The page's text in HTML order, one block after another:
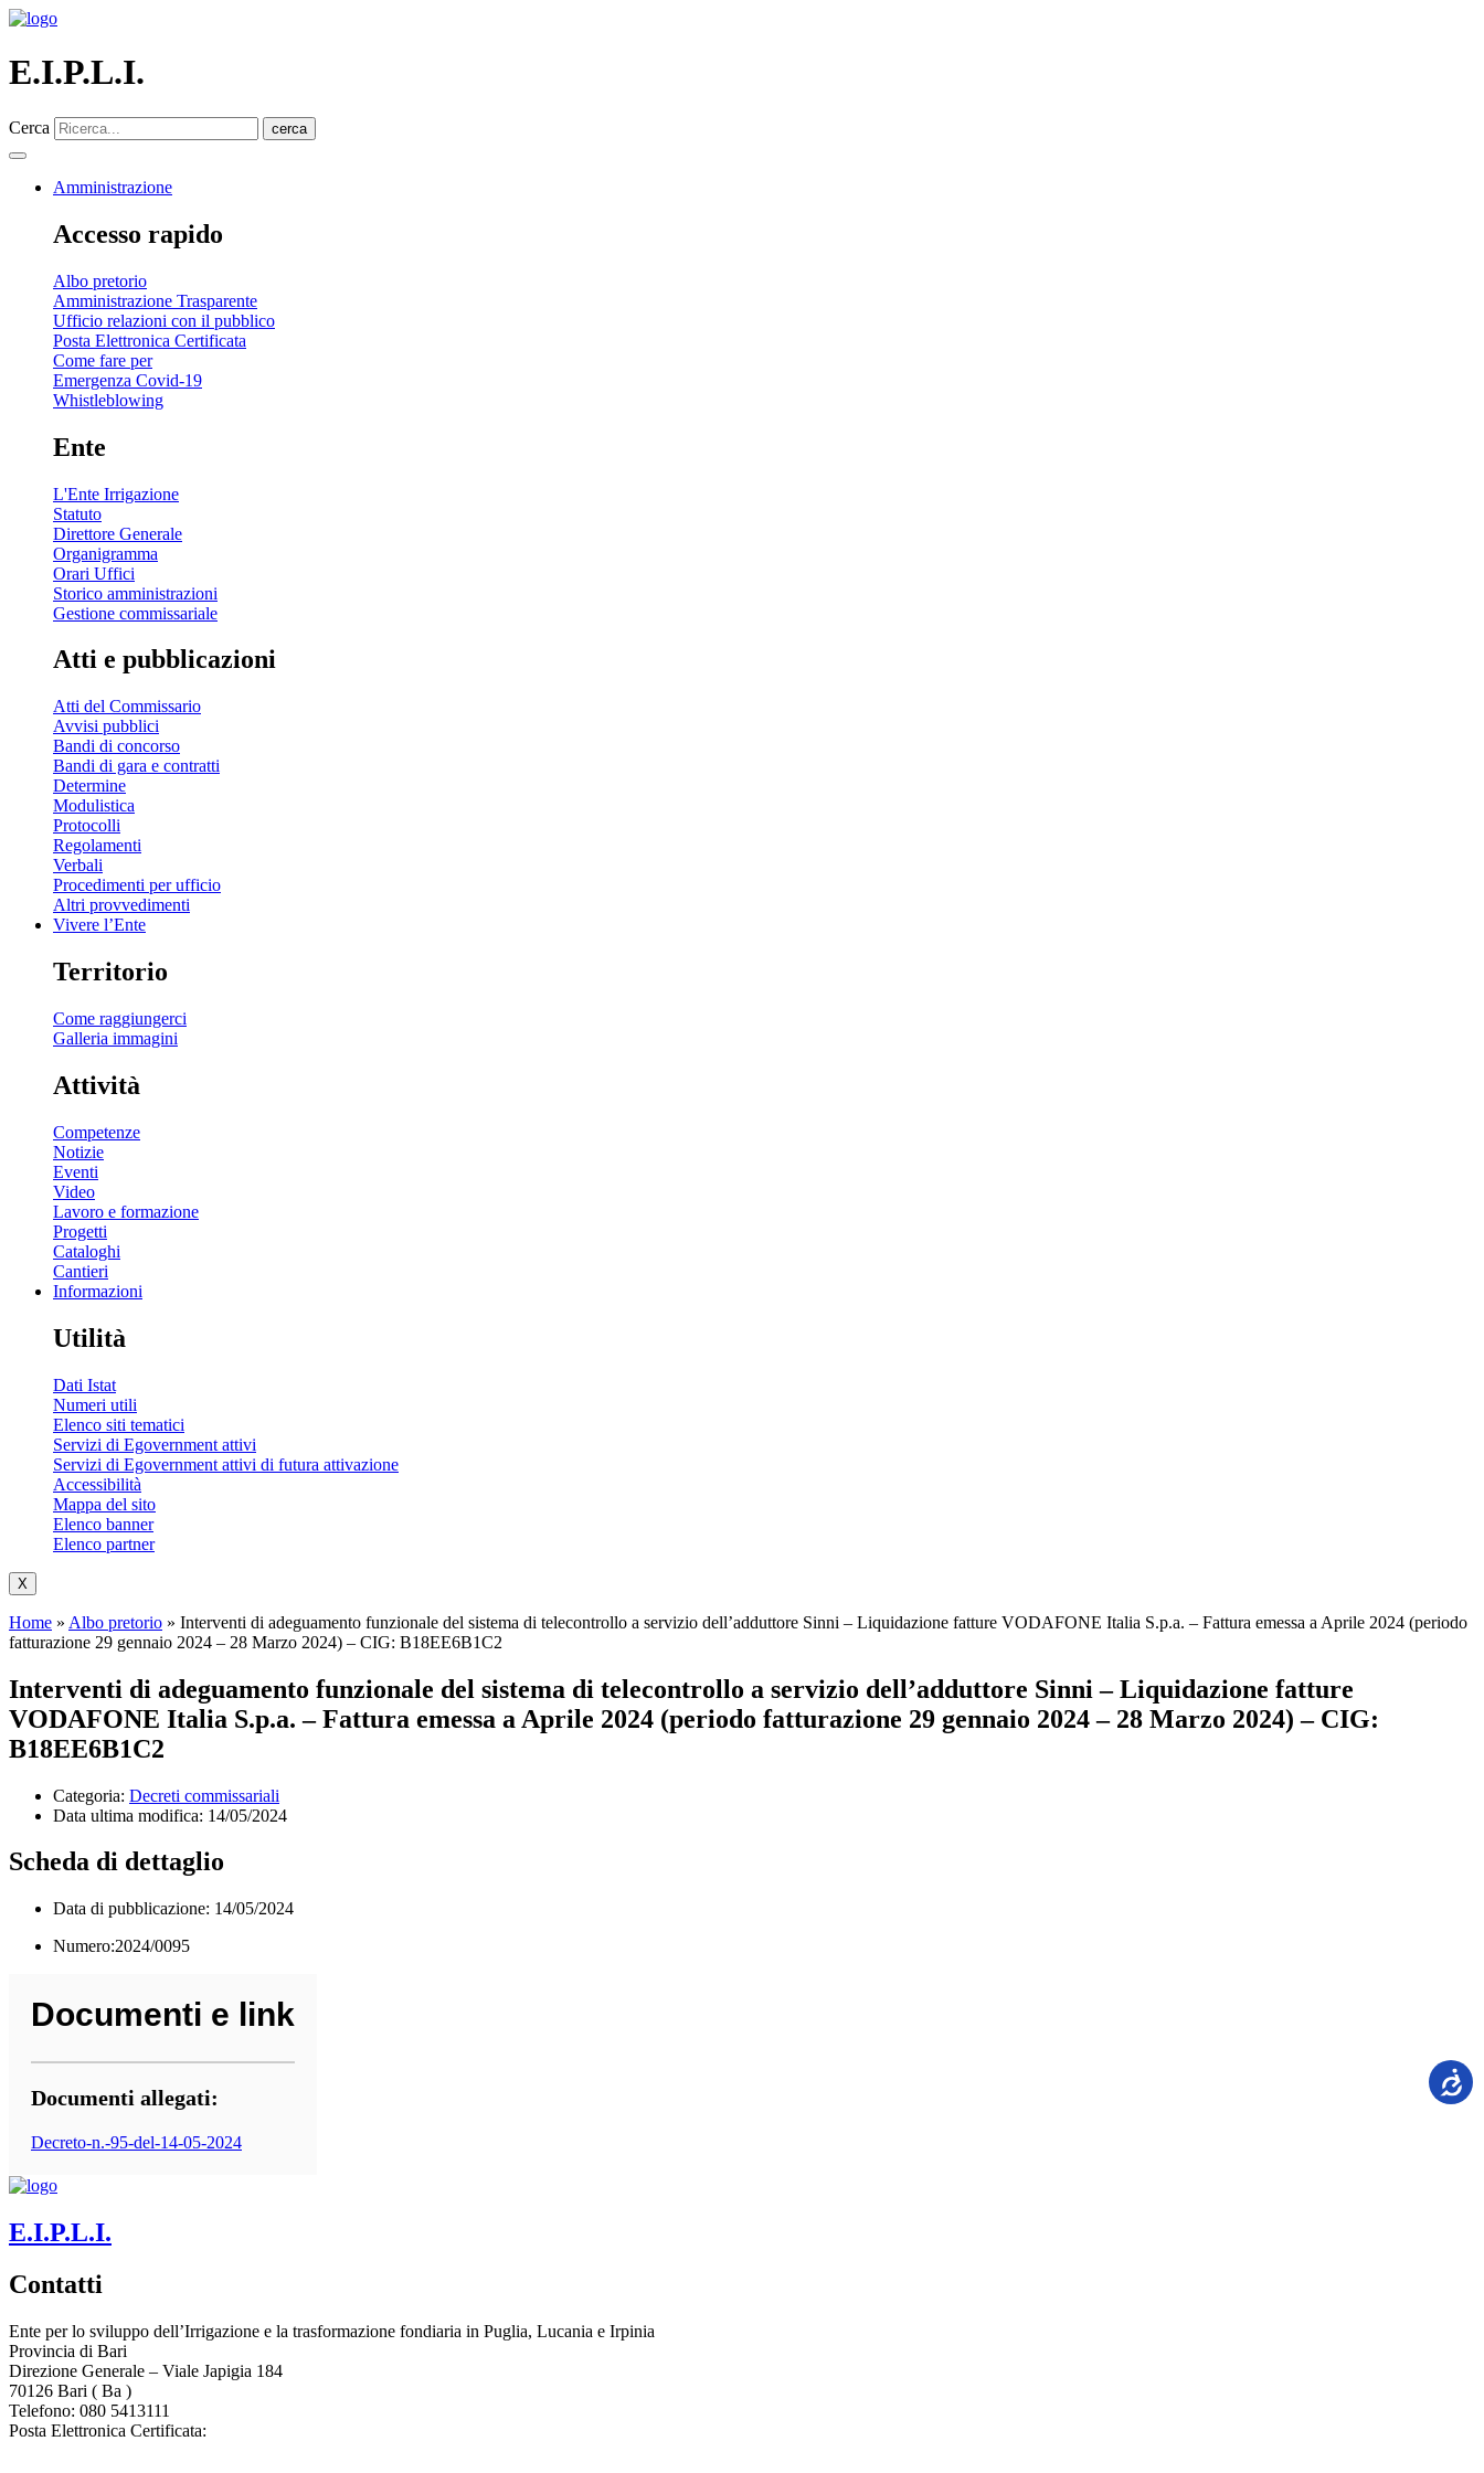
E.I.P.L.I.
Cerca cerca
Amministrazione
Accesso rapido
Albo pretorio
Amministrazione Trasparente
Ufficio relazioni con il pubblico
Posta Elettronica Certificata
Come fare per
Emergenza Covid-19
Whistleblowing
Ente
L'Ente Irrigazione
Statuto
Direttore Generale
Organigramma
Orari Uffici
Storico amministrazioni
Gestione commissariale
Atti e pubblicazioni
Atti del Commissario
Avvisi pubblici
Bandi di concorso
Bandi di gara e contratti
Determine
Modulistica
Protocolli
Regolamenti
Verbali
Procedimenti per ufficio
Altri provvedimenti
Vivere l’Ente
Territorio
Come raggiungerci
Galleria immagini
Attività
Competenze
Notizie
Eventi
Video
Lavoro e formazione
Progetti
Cataloghi
Cantieri
Informazioni
Utilità
Dati Istat
Numeri utili
Elenco siti tematici
Servizi di Egovernment attivi
Servizi di Egovernment attivi di futura attivazione
Accessibilità
Mappa del sito
Elenco banner
Elenco partner
X
Home » Albo pretorio » Interventi di adeguamento funzionale del sistema di telecontrollo a servizio dell’adduttore Sinni – Liquidazione fatture VODAFONE Italia S.p.a. – Fattura emessa a Aprile 2024 (periodo
fatturazione 29 gennaio 2024 – 28 Marzo 2024) – CIG: B18EE6B1C2
Interventi di adeguamento funzionale del sistema di telecontrollo a servizio dell’adduttore Sinni – Liquidazione fatture
VODAFONE Italia S.p.a. – Fattura emessa a Aprile 2024 (periodo fatturazione 29 gennaio 2024 – 28 Marzo 2024) – CIG:
B18EE6B1C2
Categoria: Decreti commissariali
Data ultima modifica: 14/05/2024
Scheda di dettaglio
Data di pubblicazione: 14/05/2024
Numero:2024/0095
Documenti e link
Documenti allegati:
Decreto-n.-95-del-14-05-2024
E.I.P.L.I.
Contatti
Ente per lo sviluppo dell’Irrigazione e la trasformazione fondiaria in Puglia, Lucania e Irpinia
Provincia di Bari
Direzione Generale – Viale Japigia 184
70126 Bari ( Ba )
Telefono: 080 5413111
Posta Elettronica Certificata: